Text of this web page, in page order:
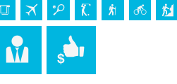
Cyclisme, canoë, kayak, pêche,
(à moins de 1000 mètres de
Tennis, golf (Club de golf Ifach)
Équitation et VTT (à moins de 10